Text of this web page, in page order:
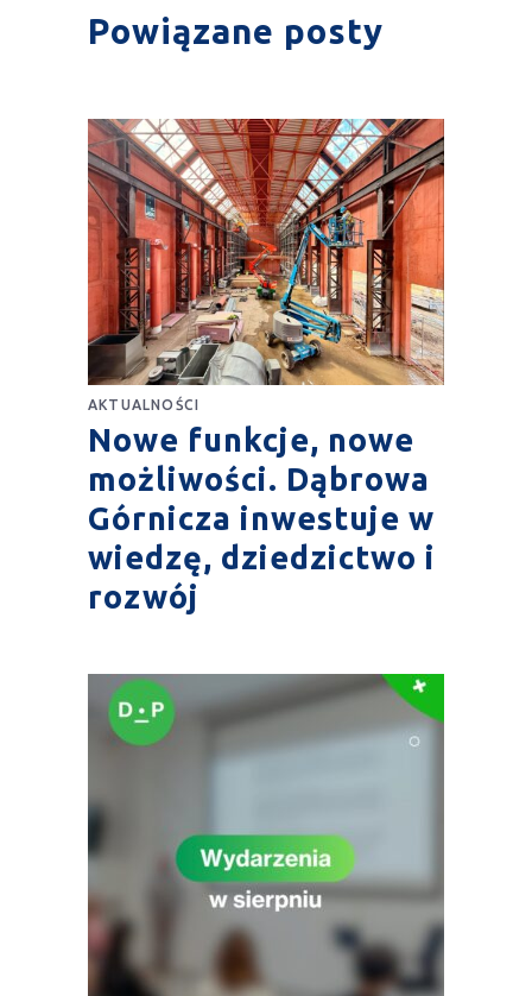
Powiązane posty
AKTUALNOŚCI
Nowe funkcje, nowe
możliwości. Dąbrowa
Górnicza inwestuje w
wiedzę, dziedzictwo i
rozwój